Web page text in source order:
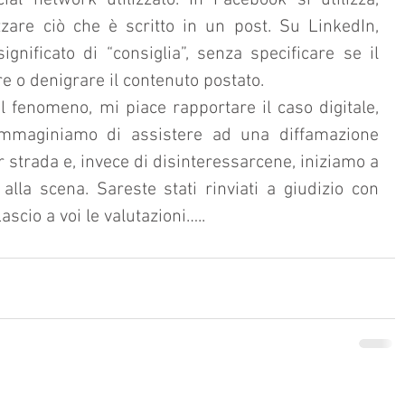
ciò che è scritto in un post. Su LinkedIn,
di “consiglia”, senza specificare se il
o denigrare il contenuto postato.
fenomeno, mi piace rapportare il caso digitale,
di assistere ad una diffamazione
e, invece di disinteressarcene, iniziamo a
scena. Sareste stati rinviati a giudizio con
a voi le valutazioni…..